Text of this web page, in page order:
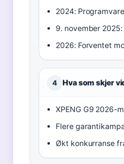
2024:
9. november
2026: Forventet
4 Hva som skjer
XPENG G9 2026-
Flere
Økt konkurranse